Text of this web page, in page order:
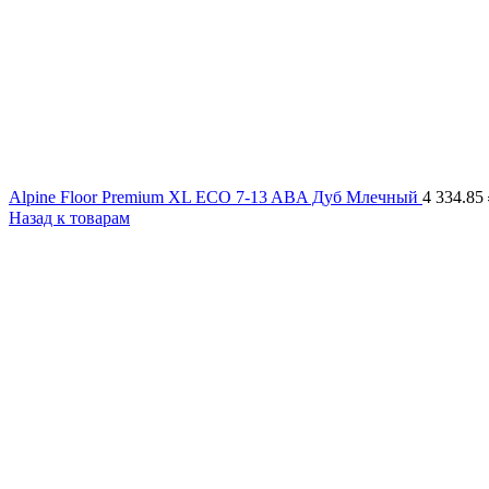
Alpine Floor Premium XL ECO 7-13 ABA Дуб Млечный 4 334.85
Назад к товарам